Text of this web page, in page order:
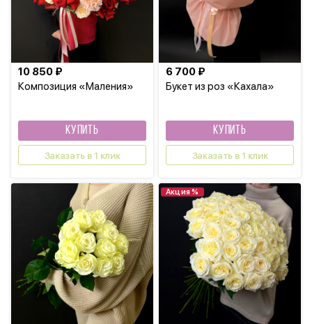
Композиция «Маления»
10 850 ₽
КУПИТЬ
Заказать в 1 клик
Букет из роз «Кахала»
6 700 ₽
КУПИТЬ
Заказать в 1 клик
Акция %